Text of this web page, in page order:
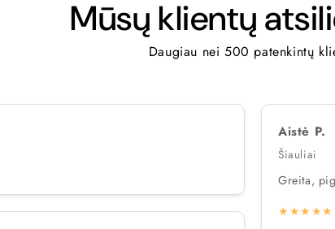
Mūsų klientų
Daugiau nei 500 patenkintų
Aistė P.
Šiauliai
Greita,
★★★★★